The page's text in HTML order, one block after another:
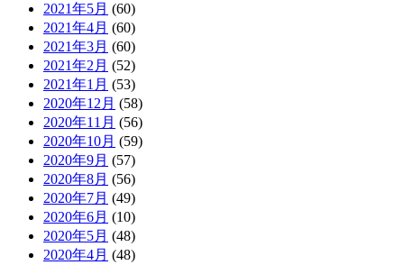
2021年5月 (60)
2021年4月 (60)
2021年3月 (60)
2021年2月 (52)
2021年1月 (53)
2020年12月 (58)
2020年11月 (56)
2020年10月 (59)
2020年9月 (57)
2020年8月 (56)
2020年7月 (49)
2020年6月 (10)
2020年5月 (48)
2020年4月 (48)